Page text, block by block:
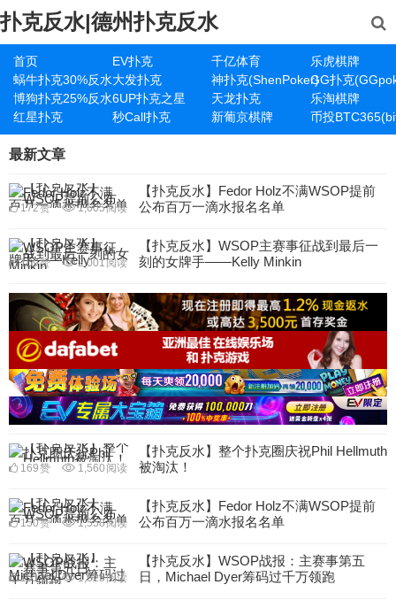
扑克反水|德州扑克反水
首页 EV扑克 千亿体育
乐虎棋牌
蜗牛扑克30%反水大发扑克 神扑克(ShenPoker)GG扑克
博狗扑克25%反水6UP扑克之星 天龙扑克
乐淘棋牌
红星扑克
秒Call扑克 新葡京棋牌 币投
最新文章
【扑克反水】Fedor Holz不满WSOP提前
公布百万一滴水报名名单
172赞 1,605阅读
【扑克反水】WSOP主赛事征战到最后一
刻的女牌手——Kelly Minkin
169赞 2,001阅读
【扑克反水】整个扑克圈庆祝Phil Hellmuth
被淘汰！
169赞 1,560 阅读
【扑克反水】Fedor Holz不满WSOP提前
公布百万一滴水报名名单
150赞 1,558阅读
【扑克反水】WSOP战报：主赛事第五
日，Michael Dyer筹码过千万领跑
151赞 1,625阅读